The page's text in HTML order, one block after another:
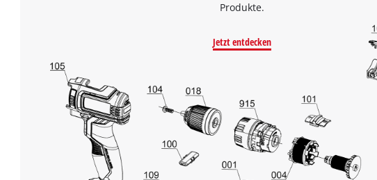
Produkte.
Jetzt entdecken